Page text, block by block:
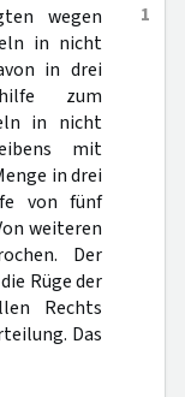
1
wegen
in nicht
in drei
zum
in nicht
mit
in drei
von fünf
weiteren
Der
Rüge der
Rechts
Das